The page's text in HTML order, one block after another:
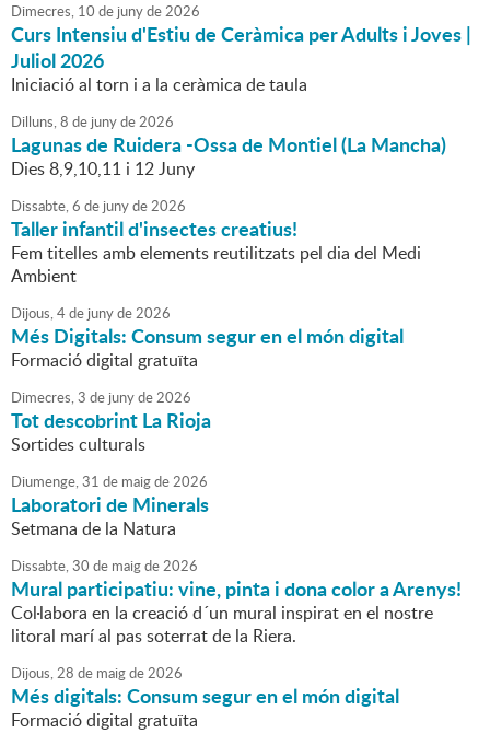
Dimecres, 10 de junyde2026
Curs Intensiu d'Estiu de Ceràmica per Adults i Joves |
Juliol 2026
Iniciació al torn i a la ceràmica de taula
Dilluns,8 de junyde2026
Lagunas de Ruidera -Ossa de Montiel (La Mancha)
Dies 8,9,10,11 i 12 Juny
Dissabte,6 de junyde2026
Taller infantil d'insectes creatius!
Fem titelles amb elements reutilitzats pel dia del Medi
Ambient
Dijous,4de junyde2026
Més Digitals: Consum segur en el món digital
Formació digital gratuïta
Dimecres,3 de junyde2026
Tot descobrint La Rioja
Sortides culturals
Diumenge,31 de maigde2026
Laboratori de Minerals
Setmana de la Natura
Dissabte,30 de maigde2026
Mural participatiu: vine, pinta i dona color a Arenys!
Col·labora en la creació d´un mural inspirat en el nostre
litoral marí al pas soterrat de la Riera.
Dijous,28 de maigde2026
Més digitals: Consum segur en el món digital
Formació digital gratuïta